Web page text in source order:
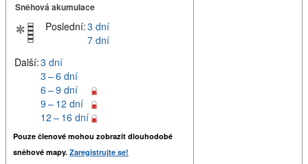
Sněhová akumulace
Poslední:3 dní
7 dní
Další:3 dní
3 – 6 dní
6 – 9 dní
9 – 12 dní
12 – 16 dní
Pouze členové mohou zobrazit dlouhodobé
sněhové mapy. Zaregistrujte se!